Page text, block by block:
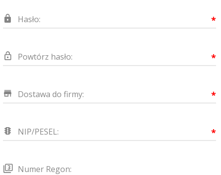
*
Hasło:
*
Powtórz hasło:
*
Dostawa do firmy:
*
NIP/PESEL:
Numer Regon: